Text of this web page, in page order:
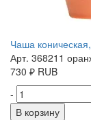
Чаша
Арт. 368211
730 ₽ RUB
-
В корзину